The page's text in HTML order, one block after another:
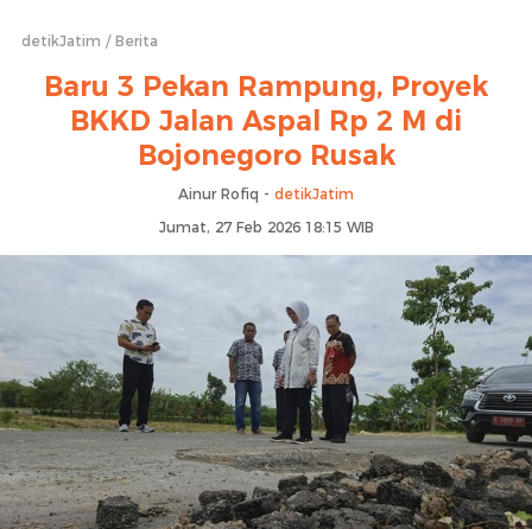
detikJatim Berita
Baru 3 Pekan Rampung, Proyek
BKKD Jalan Aspal Rp 2 M di
Bojonegoro Rusak
Ainur Rofiq - detikJatim
Jumat, 27 Feb 2026 18:15 WIB